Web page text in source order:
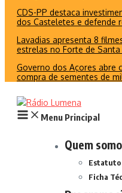
CDS-PP destaca
dos Casteletes e defende
Lavadias apresenta 8
estrelas no Forte de Santa
Governo dos Açores abre
compra de sementes de
Menu Principal
Quem
Ficha